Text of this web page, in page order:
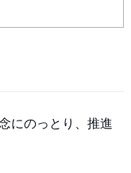
にのっとり、推進